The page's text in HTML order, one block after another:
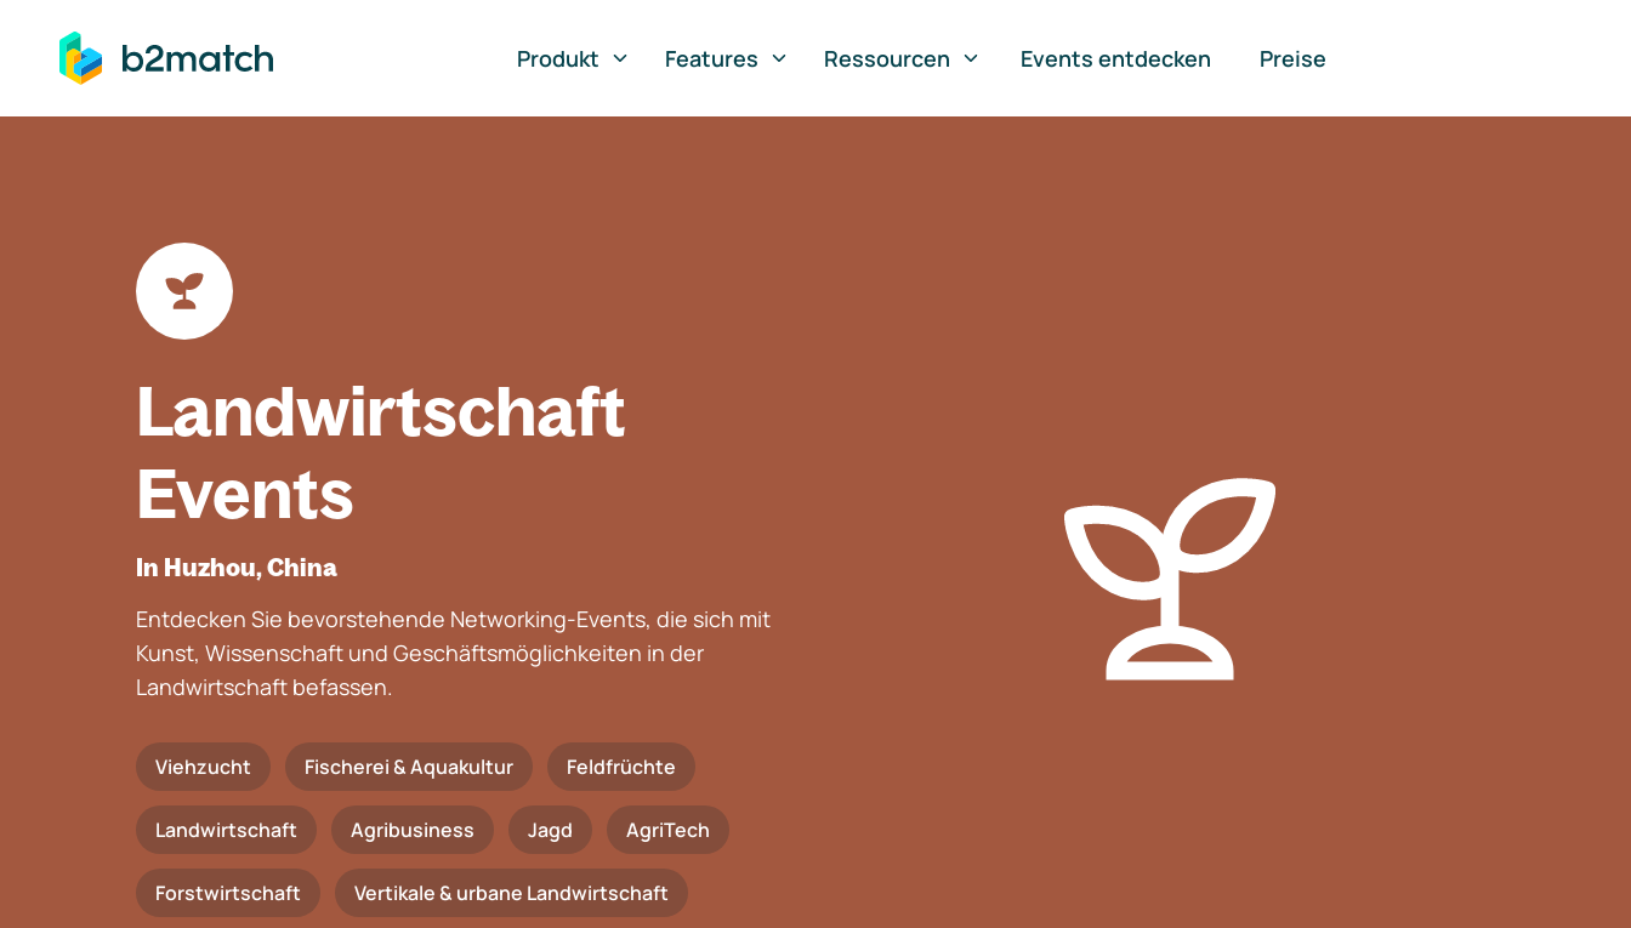
springen
Produkt
Features Ressourcen Events entdecken Preise
Landwirtschaft
Events
In Huzhou, China
Entdecken Sie bevorstehende Networking-Events, die sich mit
Kunst, Wissenschaft und Geschäftsmöglichkeiten in der
Landwirtschaft befassen.
Viehzucht Fischerei & Aquakultur Feldfrüchte
Landwirtschaft Agribusiness Jagd AgriTech
Forstwirtschaft Vertikale & urbane Landwirtschaft